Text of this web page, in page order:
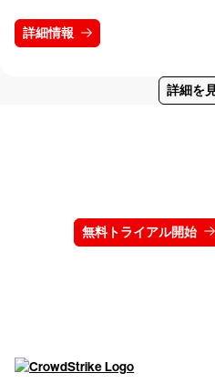
詳細情報
詳細を
無料トライアル開始